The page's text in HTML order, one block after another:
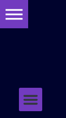
principal